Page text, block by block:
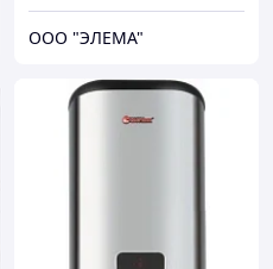
ООО "ЭЛЕМА"